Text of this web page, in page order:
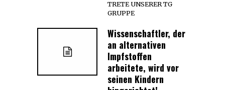
TRETE UNSERER TG
GRUPPE
Wissenschaftler, der
an alternativen
Impfstoffen
arbeitete, wird vor
seinen Kindern